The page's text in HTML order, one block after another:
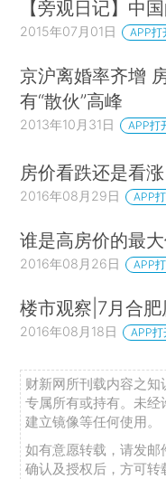
【旁观日记】中
2015年07月01日 APP打
京沪离婚率齐增
有“散伙”高峰
2013年10月31日 APP打
房价看跌还是看
2016年08月29日 APP
谁是高房价的最
2016年08月26日 APP
楼市观察|7月合
2016年08月18日 APP打
财新网所刊载内容之
专属所有或持有。未经
建立镜像等任何使用。
如有意愿转载，请发邮
确认及授权后，方可转